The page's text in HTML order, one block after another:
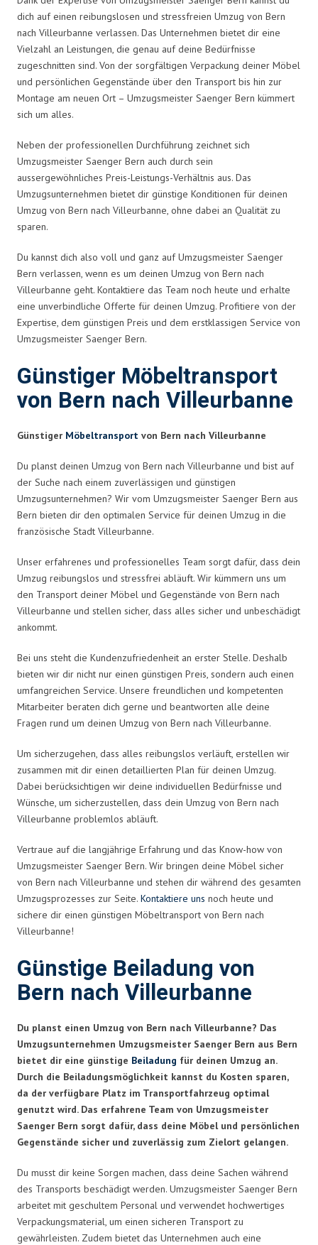
dich auf einen reibungslosen und stressfreien Umzug von Bern
nach Villeurbanne verlassen. Das Unternehmen bietet dir eine
Vielzahl an Leistungen, die genau auf deine Bedürfnisse
zugeschnitten sind. Von der sorgfältigen Verpackung deiner Möbel
und persönlichen Gegenstände über den Transport bis hin zur
Montage am neuen Ort – Umzugsmeister Saenger Bern kümmert
sich um alles.
Neben der professionellen Durchführung zeichnet sich
Umzugsmeister Saenger Bern auch durch sein
aussergewöhnliches Preis-Leistungs-Verhältnis aus. Das
Umzugsunternehmen bietet dir günstige Konditionen für deinen
Umzug von Bern nach Villeurbanne, ohne dabei an Qualität zu
sparen.
Du kannst dich also voll und ganz auf Umzugsmeister Saenger
Bern verlassen, wenn es um deinen Umzug von Bern nach
Villeurbanne geht. Kontaktiere das Team noch heute und erhalte
eine unverbindliche Offerte für deinen Umzug. Profitiere von der
Expertise, dem günstigen Preis und dem erstklassigen Service von
Umzugsmeister Saenger Bern.
Günstiger Möbeltransport
von Bern nach Villeurbanne
Günstiger Möbeltransport von Bern nach Villeurbanne
Du planst deinen Umzug von Bern nach Villeurbanne und bist auf
der Suche nach einem zuverlässigen und günstigen
Umzugsunternehmen? Wir vom Umzugsmeister Saenger Bern aus
Bern bieten dir den optimalen Service für deinen Umzug in die
französische Stadt Villeurbanne.
Unser erfahrenes und professionelles Team sorgt dafür, dass dein
Umzug reibungslos und stressfrei abläuft. Wir kümmern uns um
den Transport deiner Möbel und Gegenstände von Bern nach
Villeurbanne und stellen sicher, dass alles sicher und unbeschädigt
ankommt.
Bei uns steht die Kundenzufriedenheit an erster Stelle. Deshalb
bieten wir dir nicht nur einen günstigen Preis, sondern auch einen
umfangreichen Service. Unsere freundlichen und kompetenten
Mitarbeiter beraten dich gerne und beantworten alle deine
Fragen rund um deinen Umzug von Bern nach Villeurbanne.
Um sicherzugehen, dass alles reibungslos verläuft, erstellen wir
zusammen mit dir einen detaillierten Plan für deinen Umzug.
Dabei berücksichtigen wir deine individuellen Bedürfnisse und
Wünsche, um sicherzustellen, dass dein Umzug von Bern nach
Villeurbanne problemlos abläuft.
Vertraue auf die langjährige Erfahrung und das Know-how von
Umzugsmeister Saenger Bern. Wir bringen deine Möbel sicher
von Bern nach Villeurbanne und stehen dir während des gesamten
Umzugsprozesses zur Seite. Kontaktiere uns noch heute und
sichere dir einen günstigen Möbeltransport von Bern nach
Villeurbanne!
Günstige Beiladung von
Bern nach Villeurbanne
Du planst einen Umzug von Bern nach Villeurbanne? Das
Umzugsunternehmen Umzugsmeister Saenger Bern aus Bern
bietet dir eine günstige Beiladung für deinen Umzug an.
Durch die Beiladungsmöglichkeit kannst du Kosten sparen,
da der verfügbare Platz im Transportfahrzeug optimal
genutzt wird. Das erfahrene Team von Umzugsmeister
Saenger Bern sorgt dafür, dass deine Möbel und persönlichen
Gegenstände sicher und zuverlässig zum Zielort gelangen.
Du musst dir keine Sorgen machen, dass deine Sachen während
des Transports beschädigt werden. Umzugsmeister Saenger Bern
arbeitet mit geschultem Personal und verwendet hochwertiges
Verpackungsmaterial, um einen sicheren Transport zu
gewährleisten. Zudem bietet das Unternehmen auch eine